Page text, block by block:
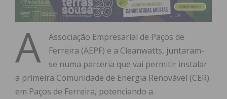
A
Associação Empresarial de Paços de
Ferreira (AEPF) e a Cleanwatts, juntaram-
se numa parceria que vai permitir instalar
a primeira Comunidade de Energia Renovável (CER)
em Paços de Ferreira, potenciando a